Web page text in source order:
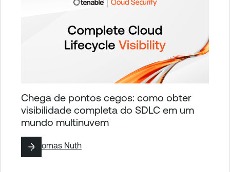
Chega de pontos cegos: como obter
visibilidade completa do SDLC em um
mundo multinuvem
ByThomas Nuth